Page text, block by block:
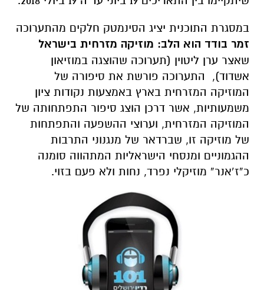
במסגרת התוכנית יציג הסינמטק חלקים מהתערוכה
זמר בודד הוא הלב: מוזיקה מזרחית בישראל
שאצר ערן ליטוין (תערוכה שהוצגה במוזיאון
אשדוד), התערוכה פורשת את סיפורה של
המוזיקה המזרחית בארץ באמצעות נקודות ציון
משמעותיות, אשר דרכן הוצג סיפור התפתחותה של
המוזיקה המזרחית, וערוצי ההשפעה והתפתחות
של מוזיקה זו, שברדאר של מנגנוני התרבות
ההגמוניים ומנסחי הישראליות המתהווה סומנה
כ”ז’אנר” מוזיקלי נפרד, נחות ולא פעם בזוי.